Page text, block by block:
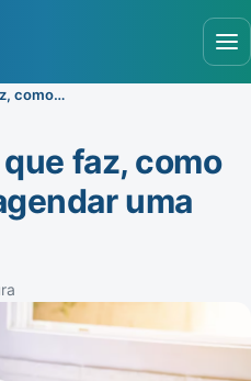
Nutricionista: o que faz, como atua e quando agendar uma consulta
faz, como
uma